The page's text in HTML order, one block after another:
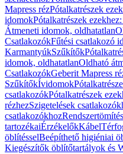
Mapress rézPótalkatrészek
idomokPótalkatrészek
Átmeneti idomok, oldhatatlan
CsatlakozókFűtési csatlakozó
KarmantyúkSzűkítők
idomok, oldhatatlanOldható
CsatlakozókGeberit Mapress
SzűkítőkÍvidomok
csatlakozókPótalkatrészek
rézhezSzigetelések
csatlakozókhoz
tartozékaiÉrzékelőkKábel
öblítésselBeépíthető higiéniai
Kiegészítők öblítőtartályok és